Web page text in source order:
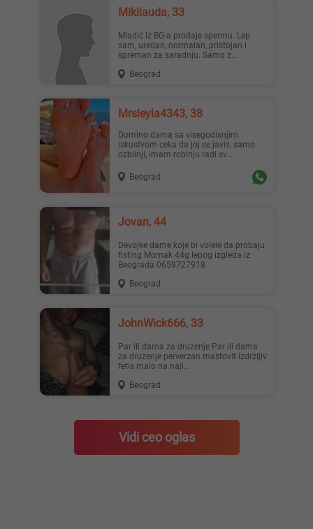
Mikilauda, 33
Mladić iz BG-a prodaje spermu. Lep
sam, uredan, normalan, pristojan i
spreman za saradnju. Samo z...
Beograd
Mrsleyla4343, 38
Domino dama sa visegodisnjim
iskustvom ceka da joj se javis, samo
ozbilnji, imam robinju radi sv...
Beograd
Jovan, 44
Devojke dame koje bi volele da probaju
fisting Momak 44g lepog izgleda iz
Beograda 0659727918
Beograd
JohnWick666, 33
Par ili dama za druzenje Par ili dama
za druzenje perverzan mastovit izdrzljiv
fetis malo na najl...
Beograd
Vidi ceo oglas